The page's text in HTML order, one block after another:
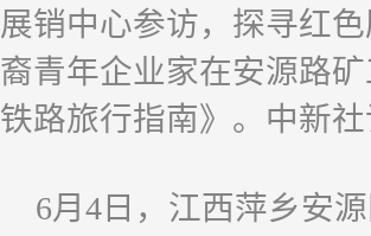
展销中心参访，探寻红
裔青年企业家在安源路
铁路旅行指南》。中新
6月4日，江西萍乡安